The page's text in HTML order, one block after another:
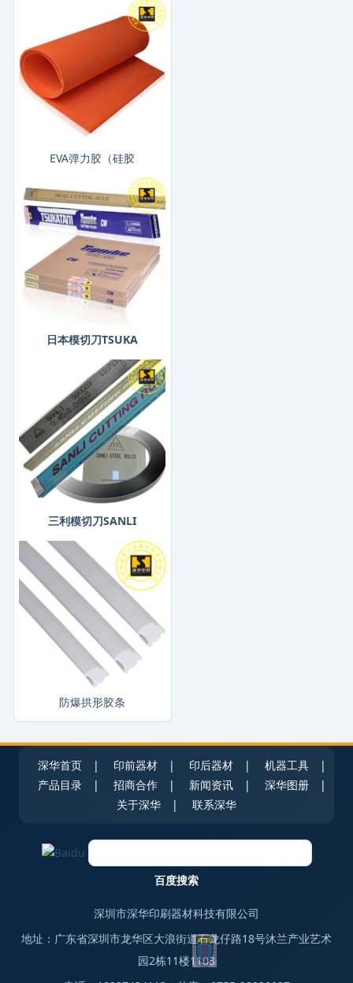
EVA弹力胶（硅胶
日本模切刀TSUKA
三利模切刀SANLI
防爆拱形胶条
深华首页 | 印前器材 | 印后器材 | 机器工具
|
产品目录
| 招商合作 | 新闻资讯 | 深华图册
|
关于深华
| 联系深华
深圳市深华印刷器材科技有限公司
地址：广东省深圳市龙华区大浪街道石龙仔路18号沐兰产业艺术
园2栋11楼1103